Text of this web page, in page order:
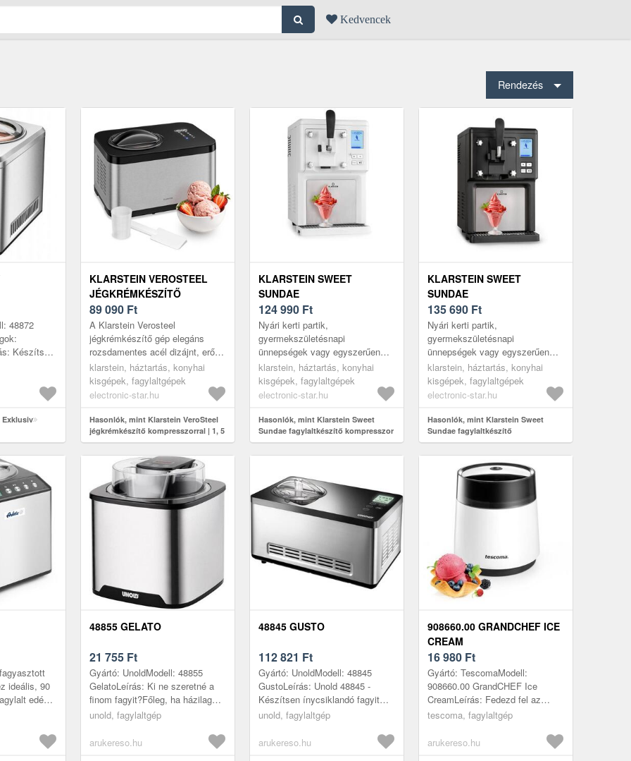
Kedvencek
Rendezés
48872
Készíts
Exklusiv
KLARSTEIN VEROSTEEL
JÉGKRÉMKÉSZÍTŐ
KOMPRESSZORRAL | 1, 5 L |
150 W | 4 PROGRAM |
ÉRINTŐVEZÉRLÉS
89 090 Ft
A Klarstein Verosteel
jégkrémkészítő gép elegáns
rozsdamentes acél dizájnt, erős
teljesítményt és intuitív kezelést
ötvöz.A Verosteel design
soroza...
klarstein, háztartás, konyhai
kisgépek, fagylaltgépek
electronic-star.hu
Hasonlók, mint Klarstein VeroSteel
jégkrémkészítő kompresszorral | 1, 5
l | 150 W | 4 program | érintővezérlés
KLARSTEIN SWEET
SUNDAE
FAGYLALTKÉSZÍTŐ
KOMPRESSZOR 1, 5L
ROZSDAMENTES ACÉL
FEHÉR
124 990 Ft
Nyári kerti partik,
gyermekszületésnapi
ünnepségek vagy egyszerűen
csak egy forró délután – a
Klarstein Sweet Sundae
segítségével mindössze 45
klarstein, háztartás, konyhai
kisgépek, fagylaltgépek
electronic-star.hu
Hasonlók, mint Klarstein Sweet
Sundae fagylaltkészítő kompresszor
1, 5l rozsdamentes acél fehér
KLARSTEIN SWEET
SUNDAE
FAGYLALTKÉSZÍTŐ
KOMPRESSZOROS 1, 5L
ROZSDAMENTES ACÉL
FEKETE
135 690 Ft
Nyári kerti partik,
gyermekszületésnapi
ünnepségek vagy egyszerűen
csak egy forró délután – a
Klarstein Sweet Sundae
segítségével mindössze 45
klarstein, háztartás, konyhai
kisgépek, fagylaltgépek
electronic-star.hu
Hasonlók, mint Klarstein Sweet
Sundae fagylaltkészítő
kompresszoros 1, 5l rozsdamentes
acél fekete
ideális, 90
edény
48855 GELATO
21 755 Ft
Gyártó: UnoldModell: 48855
GelatoLeírás: Ki ne szeretné a
finom fagyit?Főleg, ha házilag
készült – ez a tökéletes
tudhatja,...
unold, fagylaltgép
arukereso.hu
48845 GUSTO
112 821 Ft
Gyártó: UnoldModell: 48845
GustoLeírás: Unold 48845 -
Készítsen ínycsiklandó fagyit
bármikor!Az Unold® Gusto
a fagyi...
unold, fagylaltgép
arukereso.hu
908660.00 GRANDCHEF ICE
CREAM
16 980 Ft
Gyártó: TescomaModell:
908660.00 GrandCHEF Ice
CreamLeírás: Fedezd fel az
elegáns, nagy teljesítményű
minőségű házi fagyl...
tescoma, fagylaltgép
arukereso.hu